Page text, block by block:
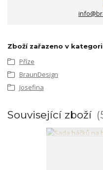
Zboží zařazeno v
Příze
BraunDesign
Josefina
Související zboží